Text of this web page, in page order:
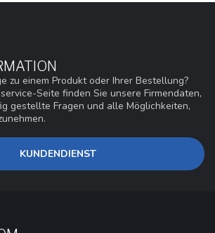
zu einem Produkt oder Ihrer Bestellung?
Seite finden Sie unsere Firmendaten,
gestellte Fragen und alle Möglichkeiten,
KUNDENDIENST